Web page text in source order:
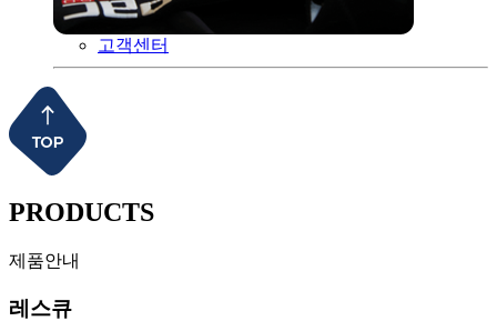
고객센터
PRODUCTS
제품안내
레스큐